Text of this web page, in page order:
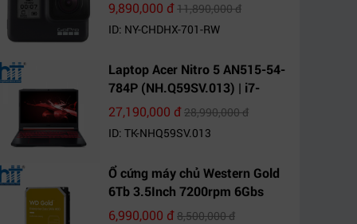
9,890,000 đ11,890,000 đ
ID: NY-CHDHX-701-RW
Laptop Acer Nitro 5 AN515-54-
784P (NH.Q59SV.013) | i7-
9750H | 8GB DDR4 | 1TB HDD |
FHD IPS | Win10
27,190,000 đ28,990,000 đ
ID: TK-NHQ59SV.013
Ổ cứng máy chủ Western Gold
6Tb 3.5Inch 7200rpm 6Gbs
256Mb SATA (WD6003FRYZ)
6,990,000 đ8,500,000 đ